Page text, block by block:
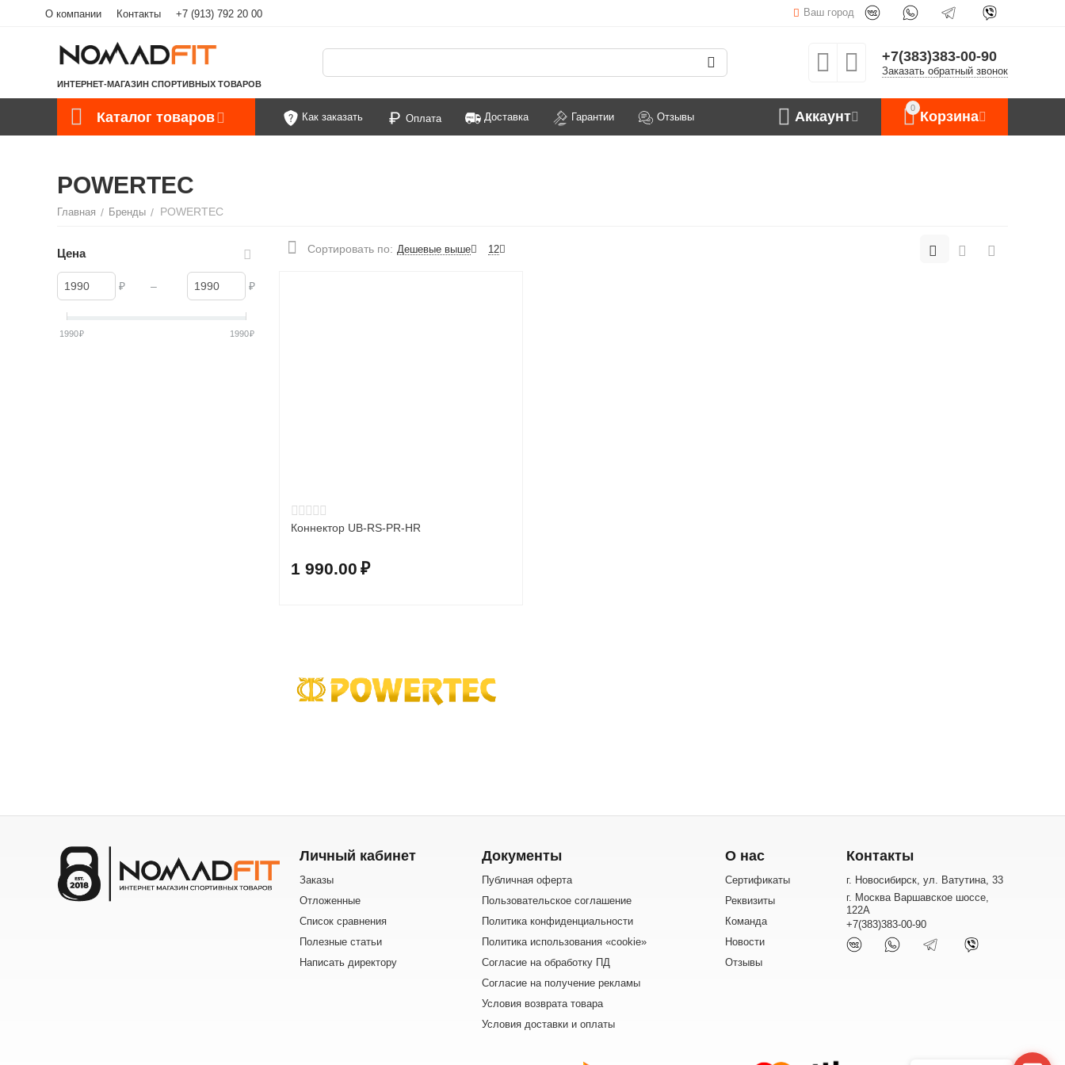
О компании Контакты +7 (913) 792 20 00 Ваш город
ИНТЕРНЕТ-МАГАЗИН СПОРТИВНЫХ ТОВАРОВ
+7(383)383-00-90
Заказать обратный звонок
Каталог товаров Как заказать Оплата Доставка Гарантии Отзывы
0
Корзина
Аккаунт
POWERTEC
Главная / Бренды / POWERTEC
Сортировать по: Дешевые выше 12
Коннектор UB-RS-PR-HR
1 990.00 ₽
Цена
₽ – ₽
1990₽ 1990₽
Личный кабинет
Заказы
Отложенные
Список сравнения
Полезные статьи
Написать директору
Документы
Публичная оферта
Пользовательское соглашение
Политика конфиденциальности
Политика использования «cookie»
Согласие на обработку ПД
Согласие на получение рекламы
Условия возврата товара
Условия доставки и оплаты
О нас
Сертификаты
Реквизиты
Команда
Новости
Отзывы
Контакты
г. Новосибирск, ул. Ватутина, 33
г. Москва Варшавское шоссе,
122А
+7(383)383-00-90